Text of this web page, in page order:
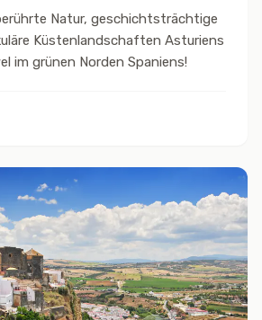
Natur, geschichtsträchtige
Küstenlandschaften Asturiens
im grünen Norden Spaniens!